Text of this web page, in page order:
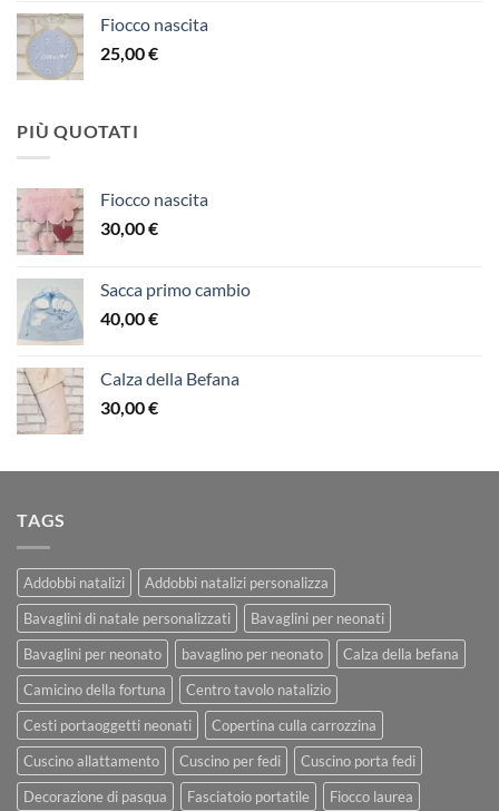
Fiocco nascita
25,00€
PIÙ QUOTATI
Fiocco nascita
30,00€
Sacca primo cambio
40,00€
Calza della Befana
30,00€
TAGS
Addobbi natalizi
Addobbi natalizi personalizza
Bavaglini di natale personalizzati
Bavaglini per neonati
Bavaglini per neonato
bavaglino per neonato
Calza della befana
Camicino della fortuna
Centro tavolo natalizio
Cesti portaoggetti neonati
Copertina culla carrozzina
Cuscino allattamento
Cuscino per fedi
Cuscino porta fedi
Decorazione di pasqua
Fasciatoio portatile
Fiocco laurea